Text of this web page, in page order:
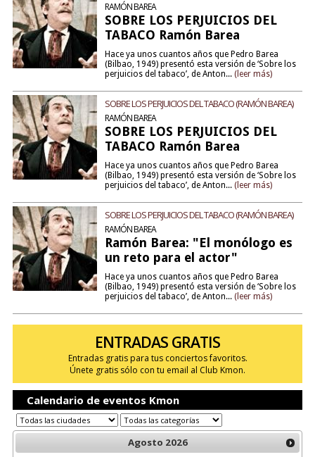
RAMÓN BAREA
SOBRE LOS PERJUICIOS DEL
TABACO Ramón Barea
Hace ya unos cuantos años que Pedro Barea
(Bilbao, 1949) presentó esta versión de ‘Sobre los
perjuicios del tabaco’, de Anton... (leer más)
SOBRE LOS PERJUICIOS DEL TABACO (RAMÓN BAREA)
RAMÓN BAREA
SOBRE LOS PERJUICIOS DEL
TABACO Ramón Barea
Hace ya unos cuantos años que Pedro Barea
(Bilbao, 1949) presentó esta versión de ‘Sobre los
perjuicios del tabaco’, de Anton... (leer más)
SOBRE LOS PERJUICIOS DEL TABACO (RAMÓN BAREA)
RAMÓN BAREA
Ramón Barea: "El monólogo es
un reto para el actor"
Hace ya unos cuantos años que Pedro Barea
(Bilbao, 1949) presentó esta versión de ‘Sobre los
perjuicios del tabaco’, de Anton... (leer más)
ENTRADAS GRATIS
Entradas gratis para tus conciertos favoritos.
Únete gratis sólo con tu email al Club Kmon.
Calendario de eventos Kmon
Agosto 2026